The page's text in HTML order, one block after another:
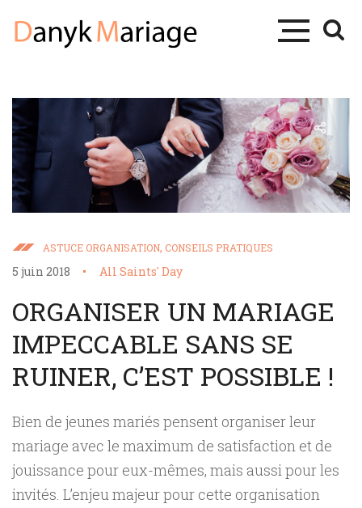
ASTUCE ORGANISATION, CONSEILS PRATIQUES
5 juin 2018 All Saints' Day
ORGANISER UN MARIAGE
IMPECCABLE SANS SE
RUINER, C’EST POSSIBLE !
Bien de jeunes mariés pensent organiser leur
mariage avec le maximum de satisfaction et de
jouissance pour eux-mêmes, mais aussi pour les
invités. L’enjeu majeur pour cette organisation